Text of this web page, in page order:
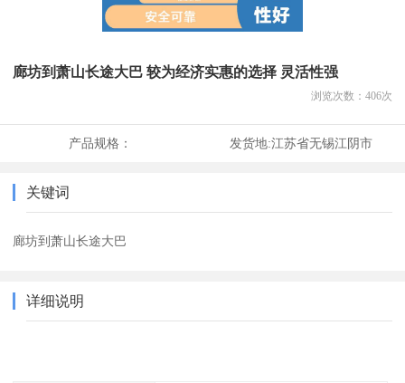
廊坊到萧山长途大巴 较为经济实惠的选择 灵活性强
浏览次数： 406次
产品规格： 发货地:江苏省无锡江阴市
关键词
廊坊到萧山长途大巴
详细说明